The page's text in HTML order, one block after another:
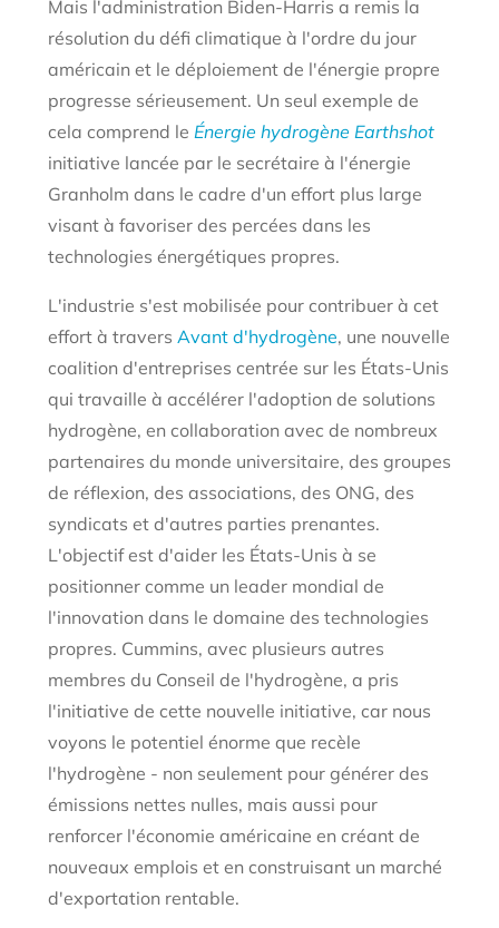
Mais l'administration Biden-Harris a remis la
résolution du défi climatique à l'ordre du jour
américain et le déploiement de l'énergie propre
progresse sérieusement. Un seul exemple de
cela comprend le Énergie hydrogène Earthshot
initiative lancée par le secrétaire à l'énergie
Granholm dans le cadre d'un effort plus large
visant à favoriser des percées dans les
technologies énergétiques propres.
L'industrie s'est mobilisée pour contribuer à cet
effort à travers Avant d'hydrogène, une nouvelle
coalition d'entreprises centrée sur les États-Unis
qui travaille à accélérer l'adoption de solutions
hydrogène, en collaboration avec de nombreux
partenaires du monde universitaire, des groupes
de réflexion, des associations, des ONG, des
syndicats et d'autres parties prenantes.
L'objectif est d'aider les États-Unis à se
positionner comme un leader mondial de
l'innovation dans le domaine des technologies
propres. Cummins, avec plusieurs autres
membres du Conseil de l'hydrogène, a pris
l'initiative de cette nouvelle initiative, car nous
voyons le potentiel énorme que recèle
l'hydrogène - non seulement pour générer des
émissions nettes nulles, mais aussi pour
renforcer l'économie américaine en créant de
nouveaux emplois et en construisant un marché
d'exportation rentable.